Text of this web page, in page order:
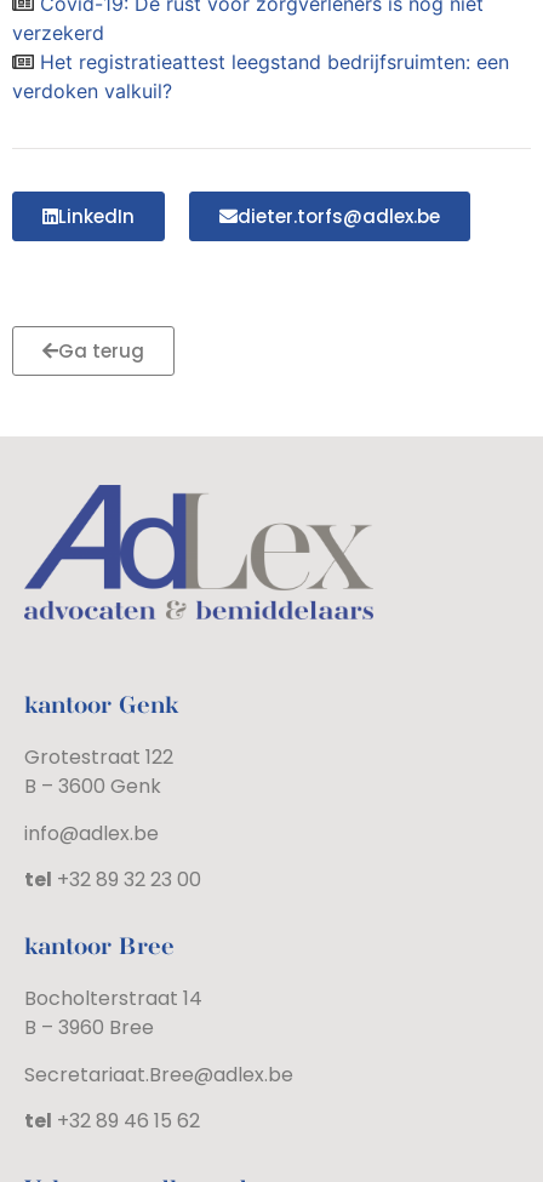
verzekerd
Het registratieattest leegstand bedrijfsruimten: een
verdoken valkuil?
LinkedIn dieter.torfs@adlex.be
Ga terug
kantoor Genk
Grotestraat 122
B – 3600 Genk
info@adlex.be
tel +32 89 32 23 00
kantoor Bree
Bocholterstraat 14
B – 3960 Bree
Secretariaat.Bree@adlex.be
tel +32 89 46 15 62